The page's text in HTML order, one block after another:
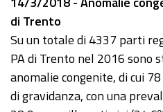
di Trento
Su un totale di 4337 parti
PA di Trento nel 2016 sono
anomalie congenite, di cui
di gravidanza, con una